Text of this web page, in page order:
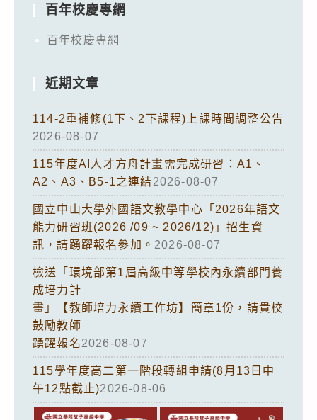
百年校慶專網
百年校慶專網
近期文章
114-2重補修(1下、2下課程)上課時間調整公告
2026-08-07
115年度AI人才方舟計畫需完成研習：A1、
A2、A3、B5-1之連結2026-08-07
國立中山大學外國語文教學中心「2026年語文
能力研習班(2026 /09 ~ 2026/12)」招生資
訊，請踴躍報名參加。 2026-08-07
檢送「環境部第1屆高級中等學校內永續部門養
成培力計
畫」【教師培力永續工作坊】簡章1份，請貴校
鼓勵教師
踴躍報名2026-08-07
115學年度高二第一階段轉組申請(8月13日中
午12點截止)2026-08-06